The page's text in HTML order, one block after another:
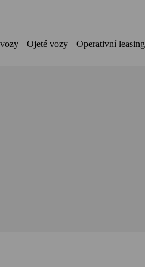
Ojeté vozy Operativní leasing